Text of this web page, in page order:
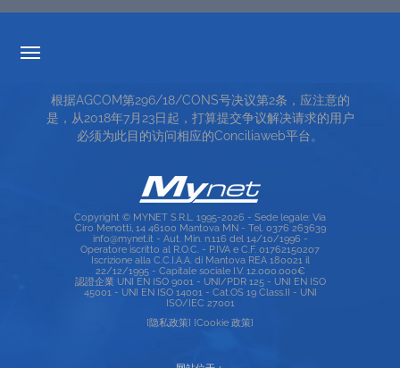
服务条款
TOP RICERCHE
根据AGCOM第296/18/CONS号决议第2条，应注意的
是，从2018年7月23日起，打算提交争议解决请求的用户
必须为此目的访问相应的Conciliaweb平台。
Copyright © MYNET S.R.L. 1995-2026 - Sede legale: Via
Ciro Menotti, 14 46100 Mantova MN - Tel. 0376 263639
info@mynet.it - Aut. Min. n.116 del 14/10/1996 -
Operatore iscritto al R.O.C. - P.IVA e C.F. 01762150207
Iscrizione alla C.C.I.A.A. di Mantova REA 180021 il
22/12/1995 - Capitale sociale I.V. 12.000.000€
認證企業 UNI EN ISO 9001 - UNI/PDR 125 - UNI EN ISO
45001 - UNI EN ISO 14001 - Cat.OS 19 Class.II - UNI
ISO/IEC 27001
[隐私政策] [Cookie 政策]